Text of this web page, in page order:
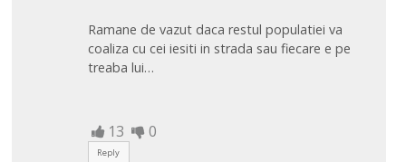
Ramane de vazut daca restul populatiei va
coaliza cu cei iesiti in strada sau fiecare e pe
treaba lui…
13 0
Reply